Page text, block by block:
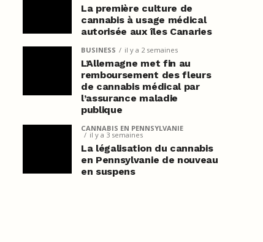
La première culture de
cannabis à usage médical
autorisée aux îles Canaries
BUSINESS il y a 2 semaines
L’Allemagne met fin au
remboursement des fleurs
de cannabis médical par
l’assurance maladie
publique
CANNABIS EN PENNSYLVANIE
il y a 3 semaines
La légalisation du cannabis
en Pennsylvanie de nouveau
en suspens